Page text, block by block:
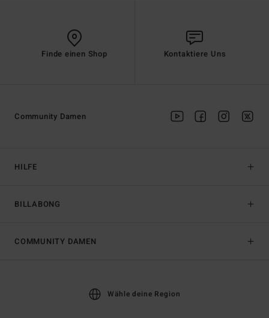
Finde einen Shop Kontaktiere Uns
HILFE
BILLABONG
Community Damen
COMMUNITY DAMEN
Wähle deine Region